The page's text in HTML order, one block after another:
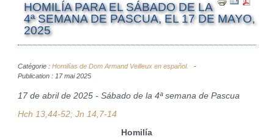
HOMILÍA PARA EL SÁBADO DE LA
4ª SEMANA DE PASCUA, EL 17 DE MAYO,
2025
Catégorie : Homilías de Dom Armand Veilleux en español.
Publication : 17 mai 2025
17 de abril de 2025 - Sábado de la 4ª semana de Pascua
Hch 13,44-52; Jn 14,7-14
Homilía